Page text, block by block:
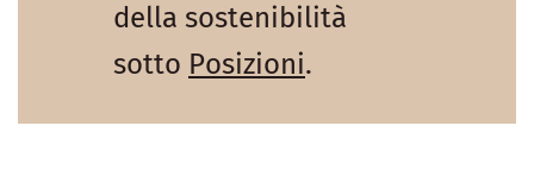
della sostenibilità
sotto Posizioni.